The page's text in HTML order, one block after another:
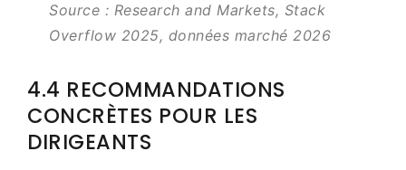
Source : Research and Markets, Stack
Overflow 2025, données marché 2026
4.4 RECOMMANDATIONS
CONCRÈTES POUR LES
DIRIGEANTS